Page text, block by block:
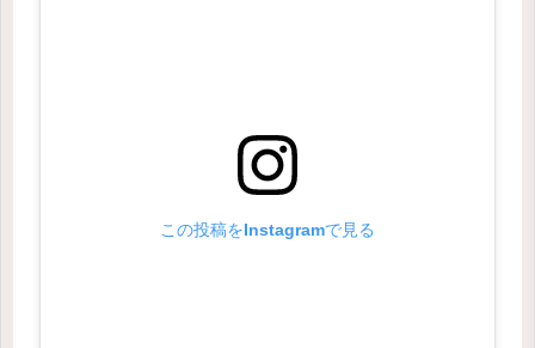
この投稿をInstagramで見る